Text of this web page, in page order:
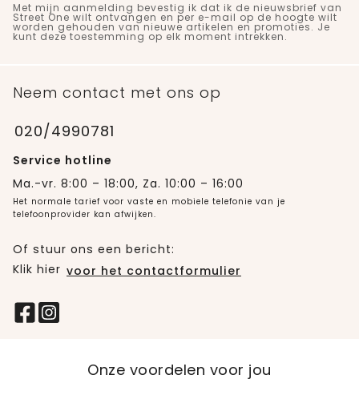
Met mijn aanmelding bevestig ik dat ik de nieuwsbrief van
Street One wilt ontvangen en per e-mail op de hoogte wilt
worden gehouden van nieuwe artikelen en promoties. Je
kunt deze toestemming op elk moment intrekken.
Neem contact met ons op
020/4990781
Service hotline
Ma.-vr. 8:00 – 18:00, Za. 10:00 – 16:00
Het normale tarief voor vaste en mobiele telefonie van je
telefoonprovider kan afwijken.
Of stuur ons een bericht:
Klik hier voor het contactformulier
Onze voordelen voor jou